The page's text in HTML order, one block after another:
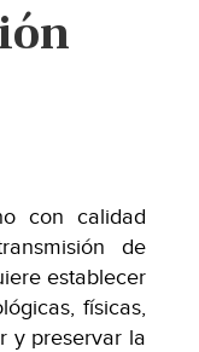
con calidad
de
establecer
físicas,
y preservar la